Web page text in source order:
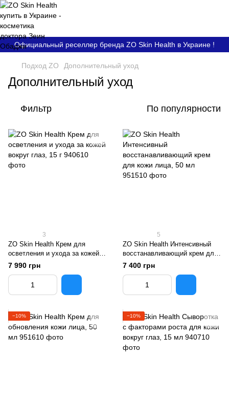
Официальный реселлер бренда ZO Skin Health в Украине !
Подход ZO Дополнительный уход
Дополнительный уход
Фильтр По популярности
3
ZO Skin Health Крем для
осветления и ухода за кожей
вокруг глаз, 15 г
7 990 грн
5
ZO Skin Health Интенсивный
восстанавливающий крем для
кожи лица, 50 мл
7 400 грн
−10% −10%